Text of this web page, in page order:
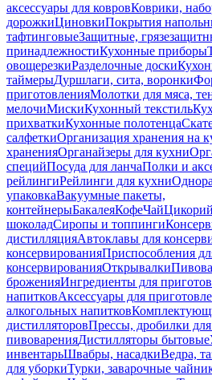
аксессуары для ковровКоврики,
дорожкиЦиновкиПокрытия
тафтинговыеЗащитные,
принадлежностиКухонные приборы
овощерезкиРазделочные доски
таймерыДуршлаги, сита, воронки
приготовленияМолотки для мяса,
мелочиМискиКухонный текстиль
прихваткиКухонные полотенца
салфеткиОрганизация хранения на
храненияОрганайзеры для кухни
специйПосуда для ланчаПолки и
рейлингиРейлинги для кухни
упаковкаВакуумные пакеты,
контейнерыБакалеяКофеЧай
шоколадСиропы и топпинги
дистилляцияАвтоклавы для
консервированияПриспособления
консервированияОткрывалки
броженияИнгредиенты для
напитковАксессуары для
алкогольных напитков
дистилляторовПрессы, дробилки
пивоваренияДистилляторы бытовые
инвентарьШвабры, насадкиВедра,
для уборкиТурки, заварочные